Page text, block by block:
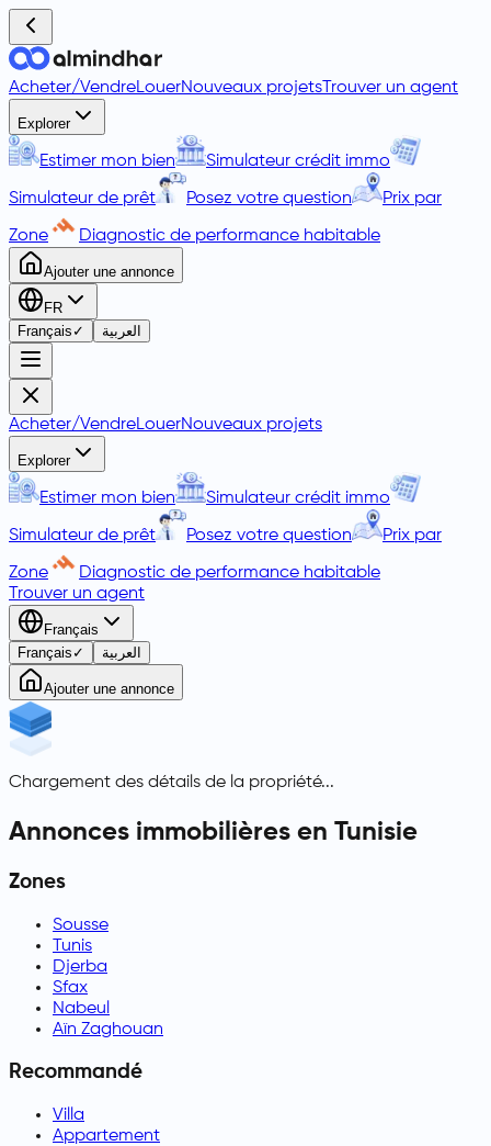
Acheter/VendreLouerNouveaux projets Trouver un agent
Explorer
Estimer mon bien Simulateur crédit immo
Simulateur de prêt Posez votre question Prix par
Zone Diagnostic de performance habitable
Ajouter une annonce
FR
Français ✓ العربية
Acheter/VendreLouerNouveaux projets
Explorer
Estimer mon bien Simulateur crédit immo
Simulateur de prêt Posez votre question Prix par
Zone
Diagnostic de performance habitable
Trouver un agent
Français
Français ✓ العربية
Ajouter une annonce
Chargement des détails de la propriété...
Annonces immobilières en Tunisie
Zones
Sousse
Tunis
Djerba
Sfax
Nabeul
Aïn Zaghouan
Recommandé
Villa
Appartement